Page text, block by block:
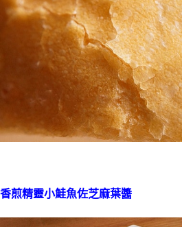
香煎精靈小鮭魚佐芝麻葉醬